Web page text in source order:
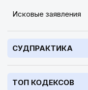
Исковые заявления
СУДПРАКТИКА
ТОП КОДЕКСОВ